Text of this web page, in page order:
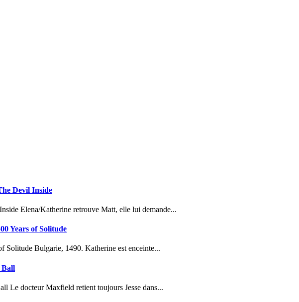
Devil Inside
Elena/Katherine retrouve Matt, elle lui demande...
Years of Solitude
Solitude Bulgarie, 1490. Katherine est enceinte...
Ball
Le docteur Maxfield retient toujours Jesse dans...